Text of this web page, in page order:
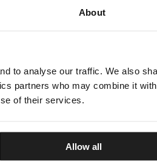
About
to analyse our traffic. We also
partners who may combine it with
of their services.
Allow all